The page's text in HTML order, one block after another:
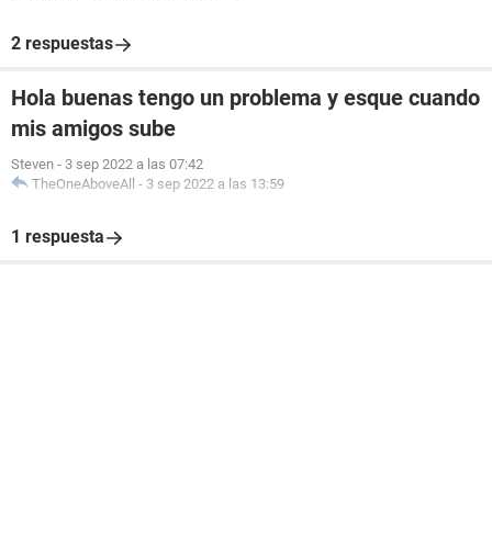
2 respuestas
Hola buenas tengo un problema y esque cuando
mis amigos sube
Steven - 3 sep 2022 a las 07:42
TheOneAboveAll - 3 sep 2022 a las 13:59
1 respuesta